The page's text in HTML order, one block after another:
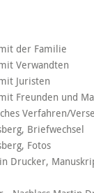
der Familie
Verwandten
Juristen
Freunden und
Verfahren/
Briefwechsel
Fotos
Drucker,